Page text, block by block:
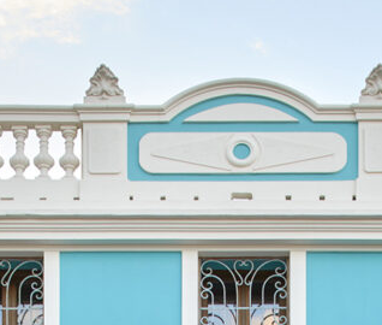
VIRTUAL: SÍ